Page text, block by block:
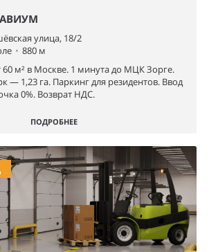
АВИУМ
улица, 18/2
• 880 м
60 м² в Москве. 1 минута до МЦК Зорге.
— 1,23 га. Паркинг для резидентов. Ввод
0%. Возврат НДС.
ПОДРОБНЕЕ